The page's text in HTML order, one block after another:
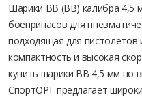
Шарики ВВ (BB) калибра 4,5
боеприпасов для
подходящая для пистолетов
компактность и высокая
купить шарики BB 4,5 мм по
СпортОРГ предлагает